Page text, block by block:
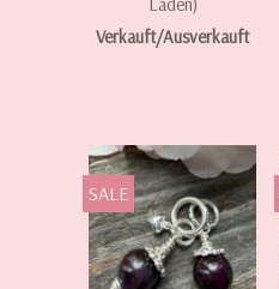
Verkauft/Ausverkauft
SALE